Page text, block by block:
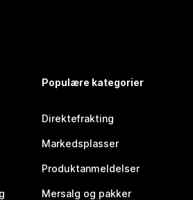
Populære kategorier
Direktefrakting
Markedsplasser
Produktanmeldelser
Mersalg og pakker